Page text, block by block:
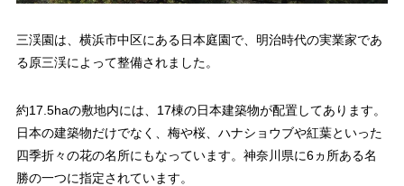
三渓園は、横浜市中区にある日本庭園で、明治時代の実業家であ
る原三渓によって整備されました。
約17.5haの敷地内には、17棟の日本建築物が配置してあります。
日本の建築物だけでなく、梅や桜、ハナショウブや紅葉といった
四季折々の花の名所にもなっています。神奈川県に6ヵ所ある名
勝の一つに指定されています。